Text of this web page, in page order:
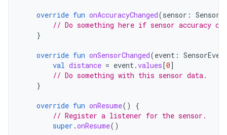
override fun onAccuracyChanged(sensor : Sensor
// Do something here if sensor accuracy
}
override fun onSensorChanged(event :
val distance = event.values[0]
// Do something with this sensor data.
}
override fun onResume()
{
// Register a listener for the sensor.
super .onResume()